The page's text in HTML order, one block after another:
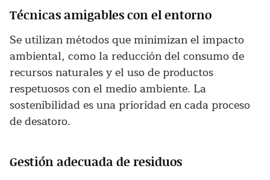
Técnicas amigables con el entorno
Se utilizan métodos que minimizan el impacto
ambiental, como la reducción del consumo de
recursos naturales y el uso de productos
respetuosos con el medio ambiente. La
sostenibilidad es una prioridad en cada proceso
de desatoro.
Gestión adecuada de residuos